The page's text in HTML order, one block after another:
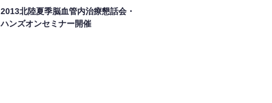
2013北陸夏季脳血管内治療懇話会・
ハンズオンセミナー開催